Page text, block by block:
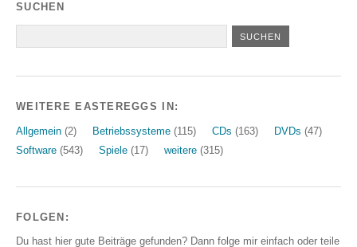
SUCHEN
WEITERE EASTEREGGS IN:
Allgemein (2) Betriebssysteme (115) CDs (163) DVDs (47)
Software (543) Spiele (17) weitere (315)
FOLGEN:
Du hast hier gute Beiträge gefunden? Dann folge mir einfach oder teile